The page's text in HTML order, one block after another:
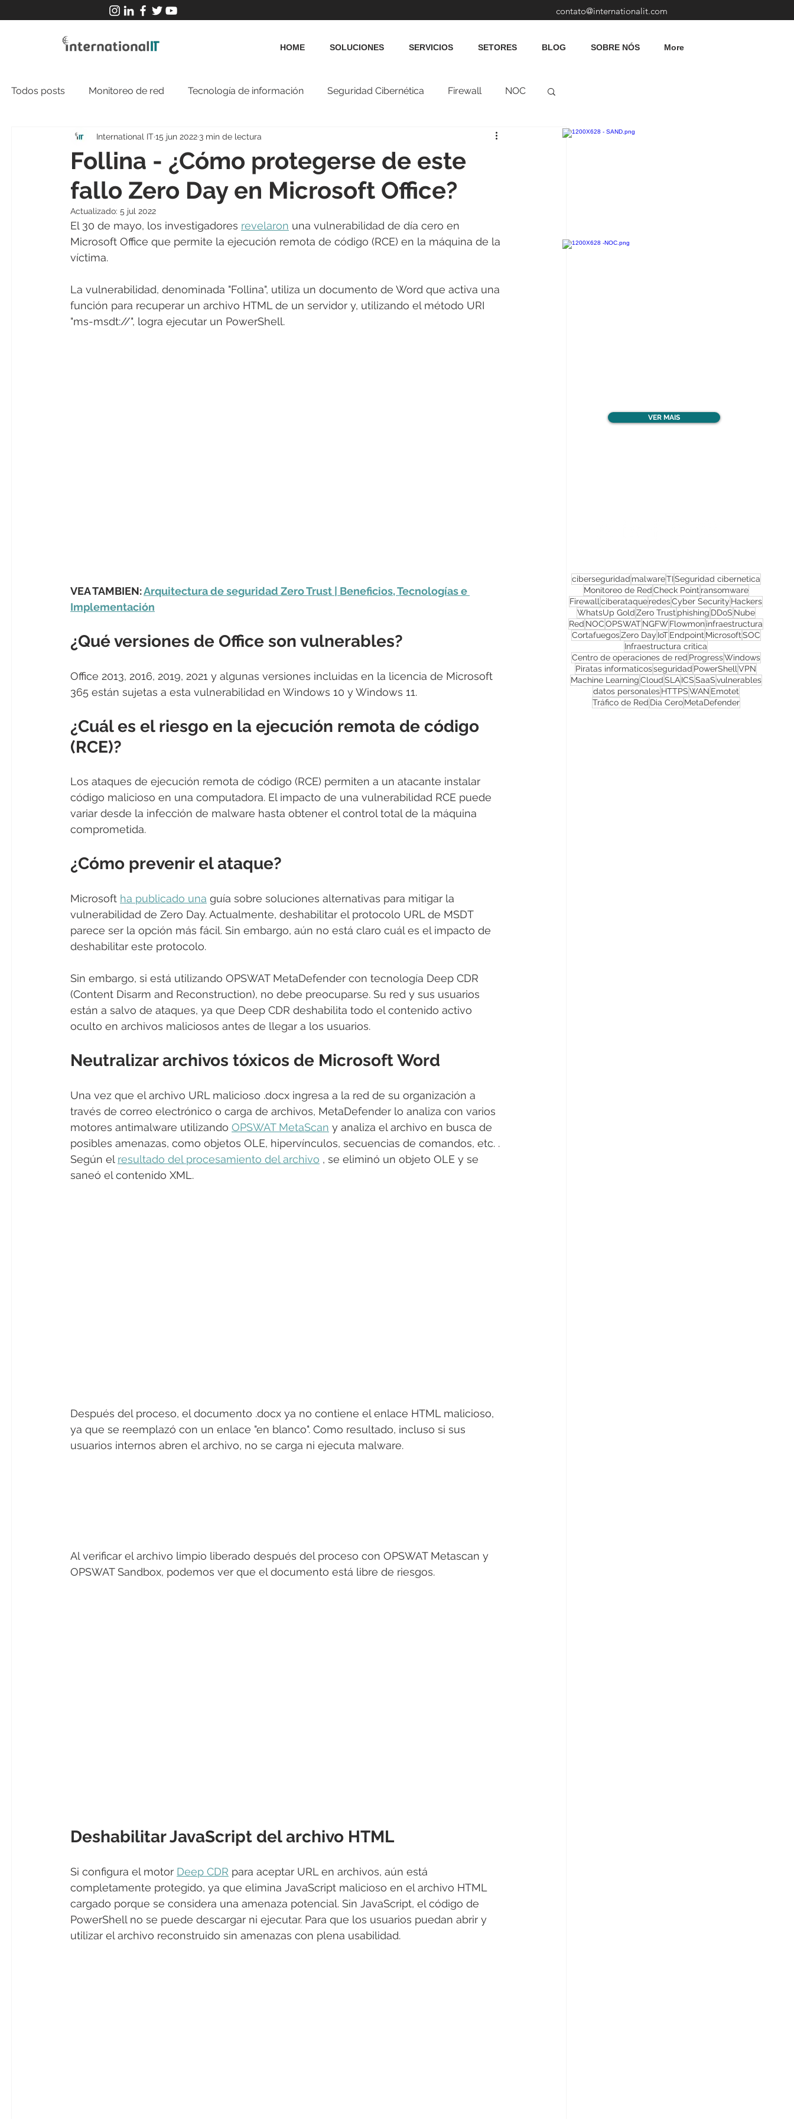
contato@internationalit.com
HOME SOLUCIONES SERVICIOS SETORES BLOG SOBRE NÓS More
Todos posts Monitoreo de red Tecnología de información Seguridad Cibernética Firewall NOC
Follina - ¿Cómo protegerse de este
fallo Zero Day en Microsoft Office?
International IT15 jun 2022 3 min de lectura
Actualizado: 5 jul 2022
El 30 de mayo, los investigadores revelaron una vulnerabilidad de día cero en
Microsoft Office que permite la ejecución remota de código (RCE) en la máquina de la
víctima.
La vulnerabilidad, denominada "Follina", utiliza un documento de Word que activa una
función para recuperar un archivo HTML de un servidor y, utilizando el método URI
"ms-msdt://", logra ejecutar un PowerShell.
VEA TAMBIEN: Arquitectura de seguridad Zero Trust | Beneficios, Tecnologías e
Implementación
¿Qué versiones de Office son vulnerables?
Office 2013, 2016, 2019, 2021 y algunas versiones incluidas en la licencia de Microsoft
365 están sujetas a esta vulnerabilidad en Windows 10 y Windows 11.
¿Cuál es el riesgo en la ejecución remota de código
(RCE)?
Los ataques de ejecución remota de código (RCE) permiten a un atacante instalar
código malicioso en una computadora. El impacto de una vulnerabilidad RCE puede
variar desde la infección de malware hasta obtener el control total de la máquina
comprometida.
¿Cómo prevenir el ataque?
Microsoft ha publicado una guía sobre soluciones alternativas para mitigar la
vulnerabilidad de Zero Day. Actualmente, deshabilitar el protocolo URL de MSDT
parece ser la opción más fácil. Sin embargo, aún no está claro cuál es el impacto de
deshabilitar este protocolo.
Sin embargo, si está utilizando OPSWAT MetaDefender con tecnología Deep CDR
(Content Disarm and Reconstruction), no debe preocuparse. Su red y sus usuarios
están a salvo de ataques, ya que Deep CDR deshabilita todo el contenido activo
oculto en archivos maliciosos antes de llegar a los usuarios.
Neutralizar archivos tóxicos de Microsoft Word
Una vez que el archivo URL malicioso .docx ingresa a la red de su organización a
través de correo electrónico o carga de archivos, MetaDefender lo analiza con varios
motores antimalware utilizando OPSWAT MetaScan y analiza el archivo en busca de
posibles amenazas, como objetos OLE, hipervínculos, secuencias de comandos, etc. .
Según el resultado del procesamiento del archivo , se eliminó un objeto OLE y se
saneó el contenido XML.
Después del proceso, el documento .docx ya no contiene el enlace HTML malicioso,
ya que se reemplazó con un enlace "en blanco". Como resultado, incluso si sus
usuarios internos abren el archivo, no se carga ni ejecuta malware.
Al verificar el archivo limpio liberado después del proceso con OPSWAT Metascan y
OPSWAT Sandbox, podemos ver que el documento está libre de riesgos.
Deshabilitar JavaScript del archivo HTML
Si configura el motor Deep CDR para aceptar URL en archivos, aún está
completamente protegido, ya que elimina JavaScript malicioso en el archivo HTML
cargado porque se considera una amenaza potencial. Sin JavaScript, el código de
PowerShell no se puede descargar ni ejecutar. Para que los usuarios puedan abrir y
utilizar el archivo reconstruido sin amenazas con plena usabilidad.
ciberseguridad malwareTISeguridad cibernetica
Monitoreo de RedCheck Point ransomware
Firewall ciberataqueredesCyber Security Hackers
WhatsUp GoldZero Trust phishing DDoS Nube
Red NOCOPSWATNGFWFlowmoninfraestructura
CortafuegosZero Day IoT Endpoint MicrosoftSOC
Infraestructura critica
Centro de operaciones de red ProgressWindows
Piratas informaticosseguridad PowerShell VPN
Machine LearningCloudSLA ICSSaaSvulnerables
datos personales HTTPSWAN Emotet
Tráfico de Red Dia Cero MetaDefender
VER MAIS